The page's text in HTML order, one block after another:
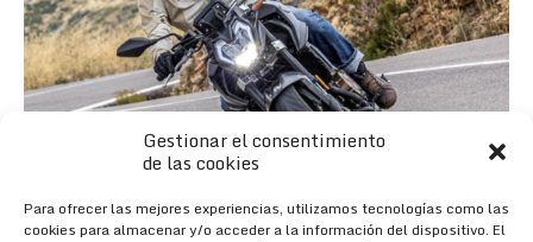
Gestionar el consentimiento
de las cookies
Para ofrecer las mejores experiencias, utilizamos tecnologías como las
cookies para almacenar y/o acceder a la información del dispositivo. El